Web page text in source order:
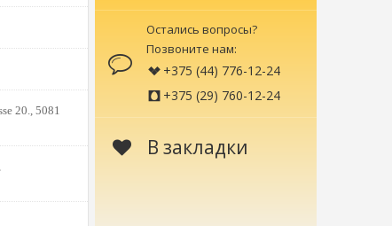
20., 5081
Остались вопросы?
Позвоните нам:
+375 (44) 776-12-24
+375 (29) 760-12-24
В закладки